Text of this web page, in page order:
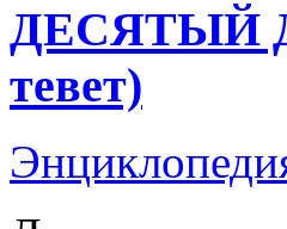
ДЕСЯТЫЙ
тевет)